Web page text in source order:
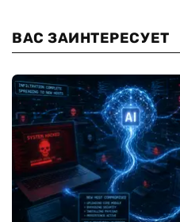
ВАС ЗАИНТЕРЕСУЕТ